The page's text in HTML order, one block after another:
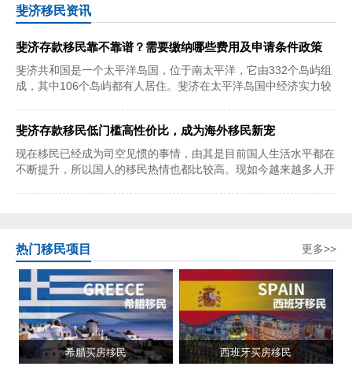
斐济移民资讯
斐济存款移民靠不靠谱？需要缴纳哪些费用及申请条件政策
斐济共和国是一个太平洋岛国，位于南太平洋，它由332个岛屿组
成，其中106个岛屿都有人居住。斐济在太平洋岛国中经济实力较
斐济存款移民低门槛高性价比，成为海外移民新宠
现在移民已经成为司空见惯的事情，由其是目前国人生活水平都在
不断提升，所以国人的移民热情也都比较高。现如今越来越多人开
热门移民项目 更多>>
希腊买房移民 西班牙买房移民